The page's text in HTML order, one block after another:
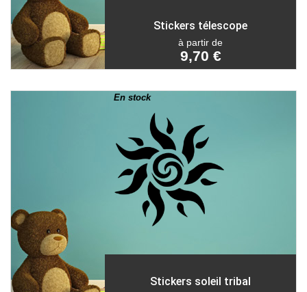
Stickers télescope
à partir de
9,70 €
En stock
Stickers soleil tribal